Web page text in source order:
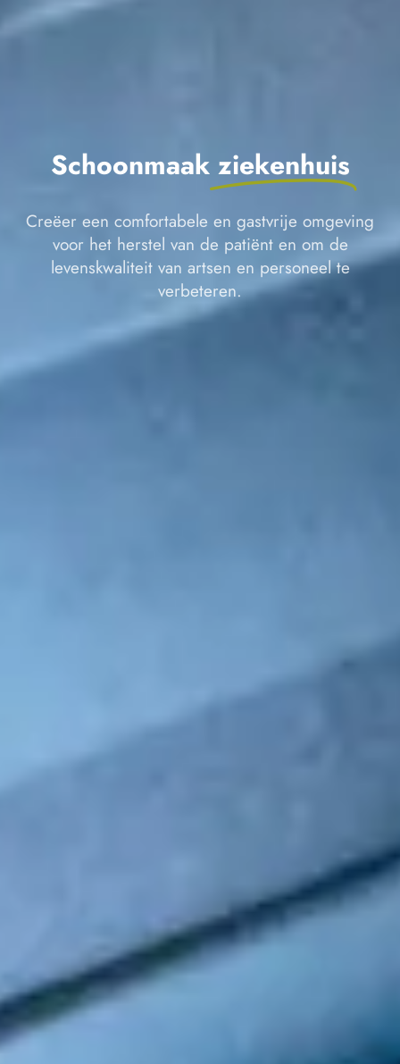
Schoonmaak ziekenhuis
Creëer een comfortabele en gastvrije omgeving
voor het herstel van de patiënt en om de
levenskwaliteit van artsen en personeel te
verbeteren.